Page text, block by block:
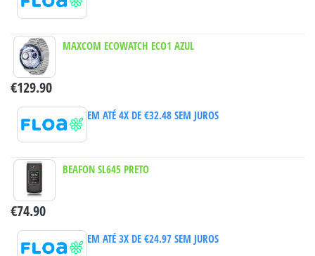
MAXCOM ECOWATCH ECO1 AZUL
€129.90
EM ATÉ 4X DE €32.48SEM JUROS
BEAFON SL645 PRETO
€74.90
EM ATÉ 3X DE €24.97SEM JUROS